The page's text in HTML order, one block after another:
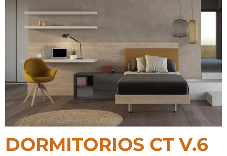
DORMITORIOS CT V.6